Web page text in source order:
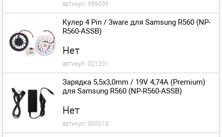
артикул: 099009
Кулер 4 Pin / 3ware для Samsung R560 (NP-
R560-ASSB)
Нет
артикул: 021201
Зарядка 5,5x3,0mm / 19V 4,74A (Premium)
для Samsung R560 (NP-R560-ASSB)
Нет
артикул: 005013